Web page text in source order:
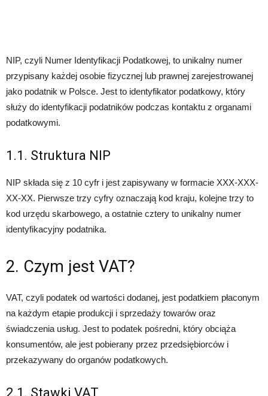
NIP, czyli Numer Identyfikacji Podatkowej, to unikalny numer
przypisany każdej osobie fizycznej lub prawnej zarejestrowanej
jako podatnik w Polsce. Jest to identyfikator podatkowy, który
służy do identyfikacji podatników podczas kontaktu z organami
podatkowymi.
1.1. Struktura NIP
NIP składa się z 10 cyfr i jest zapisywany w formacie XXX-XXX-
XX-XX. Pierwsze trzy cyfry oznaczają kod kraju, kolejne trzy to
kod urzędu skarbowego, a ostatnie cztery to unikalny numer
identyfikacyjny podatnika.
2. Czym jest VAT?
VAT, czyli podatek od wartości dodanej, jest podatkiem płaconym
na każdym etapie produkcji i sprzedaży towarów oraz
świadczenia usług. Jest to podatek pośredni, który obciąża
konsumentów, ale jest pobierany przez przedsiębiorców i
przekazywany do organów podatkowych.
2.1. Stawki VAT